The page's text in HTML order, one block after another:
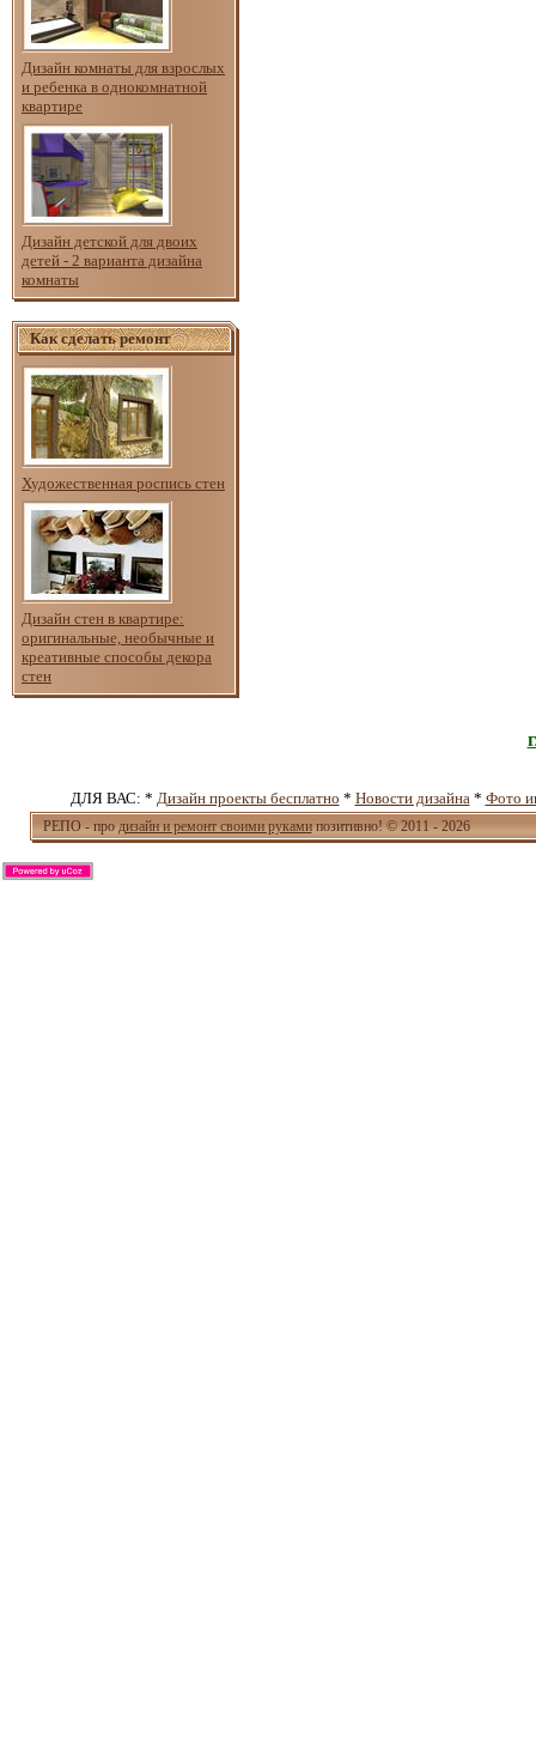
Дизайн комнаты для взрослых
и ребенка в однокомнатной
квартире
Дизайн детской для двоих
детей - 2 варианта дизайна
комнаты
Как сделать ремонт
Художественная роспись стен
Дизайн стен в квартире:
оригинальные, необычные и
креативные способы декора
стен
ДЛЯ ВАС: * Дизайн проекты бесплатно * Новости дизайна* Фото
РЕПО - продизайн и ремонт своими рукамипозитивно! © 2011 - 2026